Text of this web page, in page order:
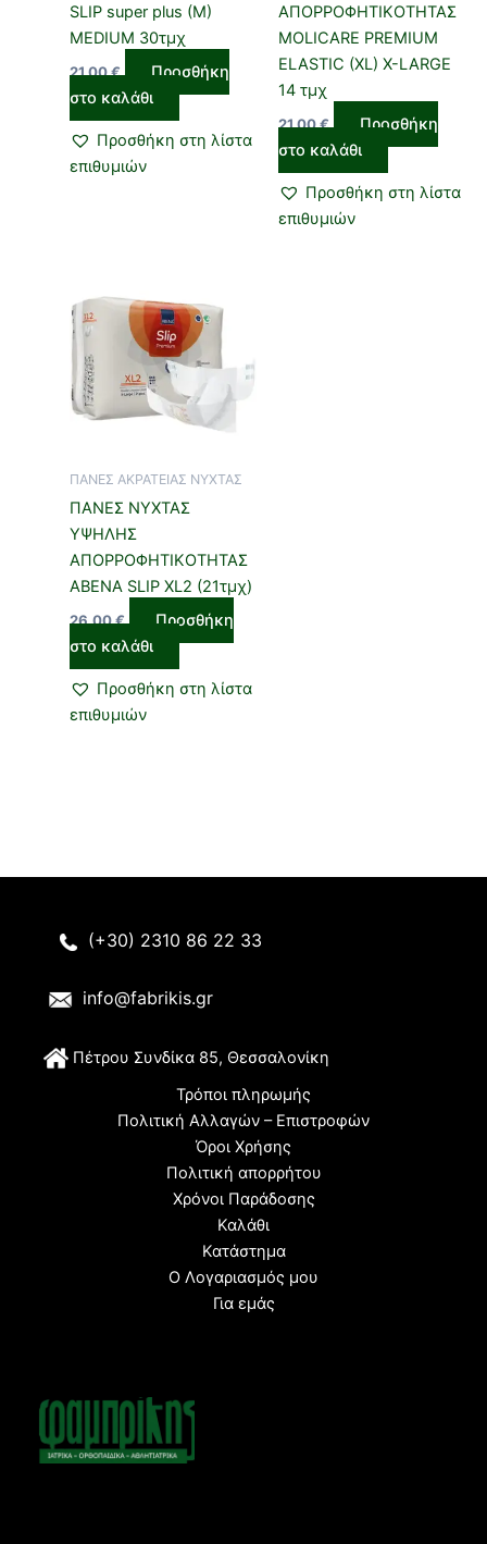
SLIP super plus (M)
MEDIUM 30τμχ
21,00€
Προσθήκη
στο καλάθι
Προσθήκη στη λίστα
επιθυμιών
ΑΠΟΡΡΟΦΗΤΙΚΟΤΗΤΑΣ
MOLICARE PREMΙUM
ELASTIC (XL) X-LARGE
14 τμχ
21,00€
Προσθήκη
στο καλάθι
Προσθήκη στη λίστα
επιθυμιών
ΠΑΝΕΣ ΑΚΡΑΤΕΙΑΣ ΝΥΧΤΑΣ
ΠΑΝΕΣ ΝΥΧΤΑΣ
ΥΨΗΛΗΣ
ΑΠΟΡΡΟΦΗΤΙΚΟΤΗΤΑΣ
ABENA SLIP XL2 (21τμχ)
26,00€
Προσθήκη
στο καλάθι
Προσθήκη στη λίστα
επιθυμιών
(+30) 2310 86 22 33
info@fabrikis.gr
Πέτρου Συνδίκα 85, Θεσσαλονίκη
Τρόποι πληρωμής
Πολιτική Αλλαγών – Επιστροφών
Όροι Χρήσης
Πολιτική απορρήτου
Χρόνοι Παράδοσης
Καλάθι
Κατάστημα
Ο Λογαριασμός μου
Για εμάς